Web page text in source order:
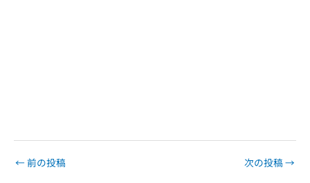
← 前の投稿 次の投稿 →